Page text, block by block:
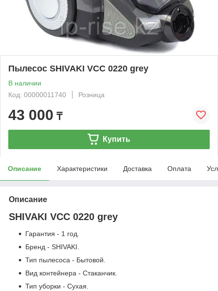
Пылесос SHIVAKI VCC 0220 grey
В наличии
Код: 00000011740
Розница
43 000 ₸
Купить
Описание Характеристики Доставка Оплата
Описание
SHIVAKI VCC 0220 grey
Гарантия - 1 год.
Бренд - SHIVAKI.
Тип пылесоса - Бытовой.
Вид контейнера - Стаканчик.
Тип уборки - Сухая.